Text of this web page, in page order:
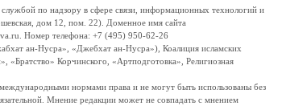
по надзору в сфере связи, информационных технологий и
дом 12, пом. 22). Доменное имя сайта
Номер телефона: +7 (495) 950-62-26
ан-Нусра», «Джебхат ан-Нусра»), Коалиция исламских
Корчинского, «Артподготовка», Религиозная
нормами права и не могут быть использованы без
Мнение редакции может не совпадать с мнением